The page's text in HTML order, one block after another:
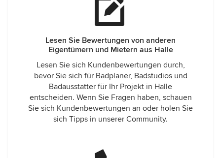
Lesen Sie Bewertungen von anderen
Eigentümern und Mietern aus Halle
Lesen Sie sich Kundenbewertungen durch,
bevor Sie sich für Badplaner, Badstudios und
Badausstatter für Ihr Projekt in Halle
entscheiden. Wenn Sie Fragen haben, schauen
Sie sich Kundenbewertungen an oder holen Sie
sich Tipps in unserer Community.